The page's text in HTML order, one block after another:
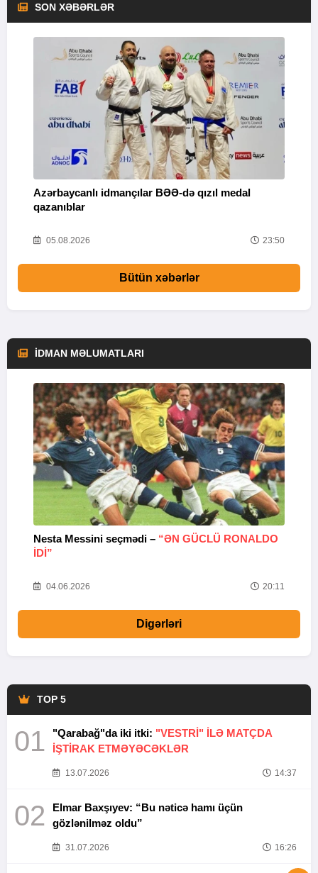
SON XƏBƏRLƏR
Azərbaycanlı idmançılar BƏƏ-də qızıl medal
qazanıblar
05.08.2026 23:50
Bütün xəbərlər
İDMAN MƏLUMATLARI
Nesta Messini seçmədi – “ƏN GÜCLÜ RONALDO
IDI”
04.06.2026 20:11
Digərləri
TOP 5
01 "Qarabağ"da iki itki: "VESTRİ" İLƏ MATÇDA
İŞTİRAK ETMƏYƏCƏKLƏR
13.07.2026 14:37
02
Elmar Baxşıyev: “Bu nəticə hamı üçün
gözlənilməz oldu”
31.07.2026 16:26